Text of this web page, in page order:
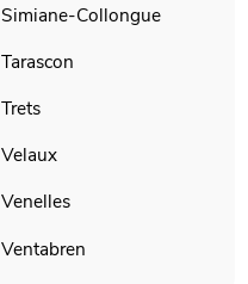
Simiane-Collongue
Tarascon
Trets
Velaux
Venelles
Ventabren